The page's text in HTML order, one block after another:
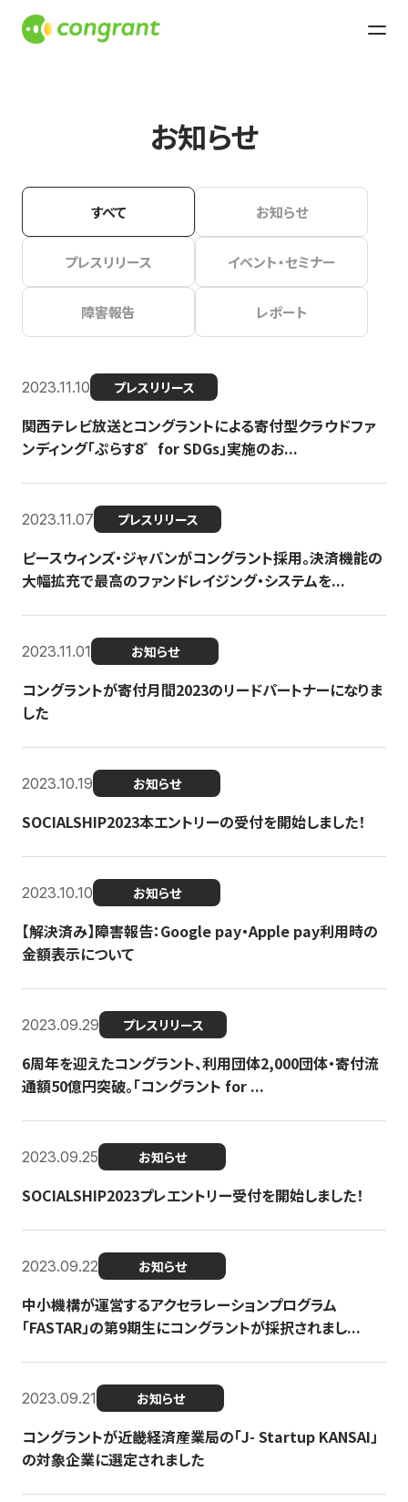
お知らせ
すべて お知らせ
プレスリリース イベント・セミナー
障害報告 レポート
2023.11.10 プレスリリース
関西テレビ放送とコングラントによる寄付型クラウドファ
ンディング「ぷらす8゛for SDGs」実施のお...
2023.11.07 プレスリリース
ピースウィンズ・ジャパンがコングラント採用。決済機能の
大幅拡充で最高のファンドレイジング・システムを...
2023.11.01 お知らせ
コングラントが寄付月間2023のリードパートナーになりま
した
2023.10.19 お知らせ
SOCIALSHIP2023本エントリーの受付を開始しました！
2023.10.10 お知らせ
【解決済み】障害報告：Google pay・Apple pay利用時の
金額表示について
2023.09.29 プレスリリース
6周年を迎えたコングラント、利用団体2,000団体・寄付流
通額50億円突破。「コングラント for ...
2023.09.25 お知らせ
SOCIALSHIP2023プレエントリー受付を開始しました！
2023.09.22 お知らせ
中小機構が運営するアクセラレーションプログラム
「FASTAR」の第9期生にコングラントが採択されまし...
2023.09.21 お知らせ
コングラントが近畿経済産業局の「J- Startup KANSAI」
の対象企業に選定されました